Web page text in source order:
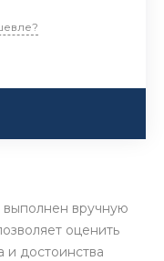
вручную
оценить
и достоинства